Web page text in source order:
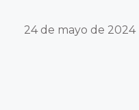
24 de mayo de 2024